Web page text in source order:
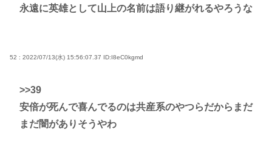
永遠に英雄として山上の名前は語り継がれるやろうな
52 : 2022/07/13(水) 15:56:07.37 ID:I8eC0kgmd
>>39
安倍が死んで喜んでるのは共産系のやつらだからまだ
まだ闇がありそうやわ